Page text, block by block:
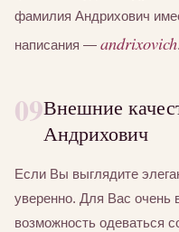
фамилия Андрихович
написания — andrixovich.
09Внешние
Андрихович
Если Вы выглядите
уверенно. Для Вас очень
возможность одеваться